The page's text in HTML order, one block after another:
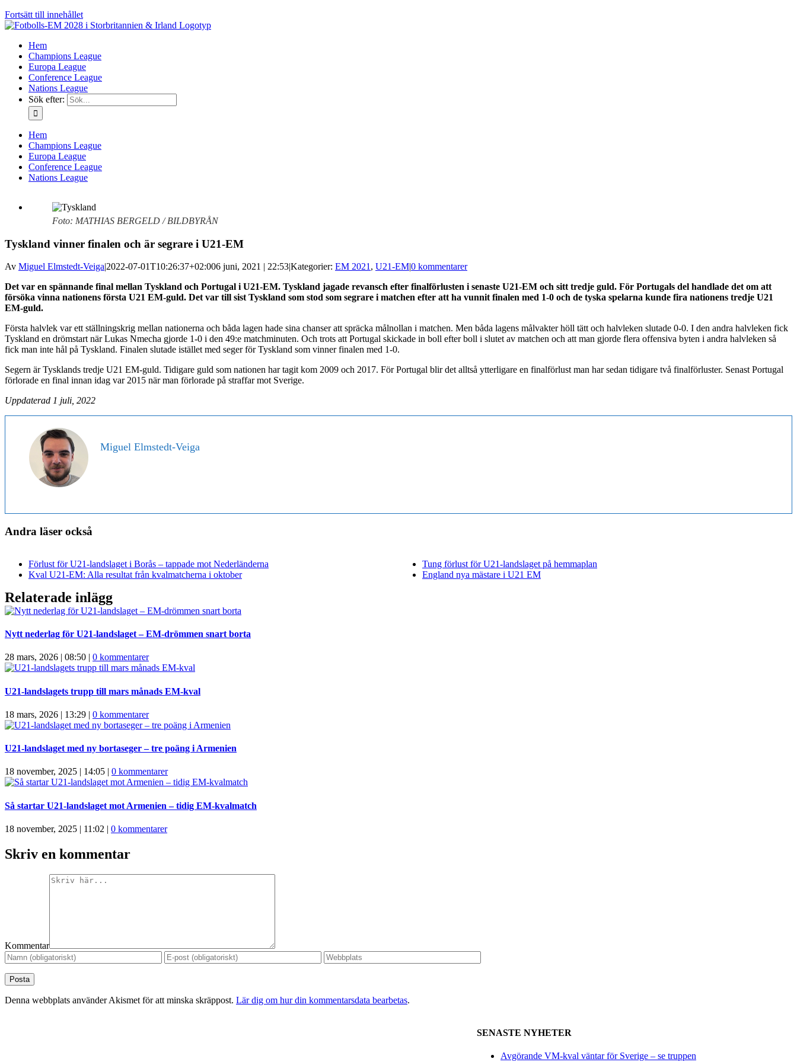
Fortsätt till innehållet
Hem
Champions League
Europa League
Conference League
Nations League
Sök efter:
Hem
Champions League
Europa League
Conference League
Nations League
Foto: MATHIAS BERGELD / BILDBYRÅN
Tyskland vinner finalen och är segrare i U21-EM
Av Miguel Elmstedt-Veiga|2022-07-01T10:26:37+02:006 juni, 2021 | 22:53|Kategorier: EM 2021, U21-EM|0 kommentarer
Det var en spännande final mellan Tyskland och Portugal i U21-EM. Tyskland jagade revansch efter finalförlusten i senaste U21-EM och sitt tredje guld. För Portugals del handlade det om att
försöka vinna nationens första U21 EM-guld. Det var till sist Tyskland som stod som segrare i matchen efter att ha vunnit finalen med 1-0 och de tyska spelarna kunde fira nationens tredje U21
EM-guld.
Första halvlek var ett ställningskrig mellan nationerna och båda lagen hade sina chanser att spräcka målnollan i matchen. Men båda lagens målvakter höll tätt och halvleken slutade 0-0. I den andra halvleken fick
Tyskland en drömstart när Lukas Nmecha gjorde 1-0 i den 49:e matchminuten. Och trots att Portugal skickade in boll efter boll i slutet av matchen och att man gjorde flera offensiva byten i andra halvleken så
fick man inte hål på Tyskland. Finalen slutade istället med seger för Tyskland som vinner finalen med 1-0.
Segern är Tysklands tredje U21 EM-guld. Tidigare guld som nationen har tagit kom 2009 och 2017. För Portugal blir det alltså ytterligare en finalförlust man har sedan tidigare två finalförluster. Senast Portugal
förlorade en final innan idag var 2015 när man förlorade på straffar mot Sverige.
Uppdaterad 1 juli, 2022
Miguel Elmstedt-Veiga
Andra läser också
Förlust för U21-landslaget i Borås – tappade mot Nederländerna
Kval U21-EM: Alla resultat från kvalmatcherna i oktober
Tung förlust för U21-landslaget på hemmaplan
England nya mästare i U21 EM
Relaterade inlägg
Nytt nederlag för U21-landslaget – EM-drömmen snart borta
28 mars, 2026 | 08:50 | 0 kommentarer
U21-landslagets trupp till mars månads EM-kval
18 mars, 2026 | 13:29 | 0 kommentarer
U21-landslaget med ny bortaseger – tre poäng i Armenien
18 november, 2025 | 14:05 0 kommentarer
Så startar U21-landslaget mot Armenien – tidig EM-kvalmatch
18 november, 2025 | 11:02 | 0 kommentarer
Skriv en kommentar
Kommentar
Denna webbplats använder Akismet för att minska skräppost. Lär dig om hur din kommentarsdata bearbetas.
SENASTE NYHETER
Avgörande VM-kval väntar för Sverige – se truppen